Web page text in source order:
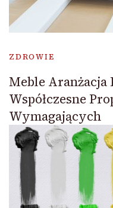
ZDROWIE
Meble Aranżacja
Współczesne
Wymagających